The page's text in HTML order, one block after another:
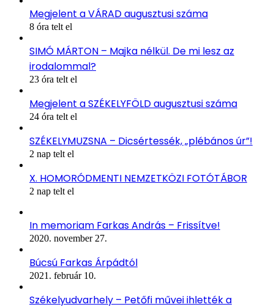
Megjelent a VÁRAD augusztusi száma
8 óra telt el
SIMÓ MÁRTON – Majka nélkül. De mi lesz az
irodalommal?
23 óra telt el
Megjelent a SZÉKELYFÖLD augusztusi száma
24 óra telt el
SZÉKELYMUZSNA – Dicsértessék, „plébános úr”!
2 nap telt el
X. HOMORÓDMENTI NEMZETKÖZI FOTÓTÁBOR
2 nap telt el
In memoriam Farkas András – Frissítve!
2020. november 27.
Búcsú Farkas Árpádtól
2021. február 10.
Székelyudvarhely – Petőfi művei ihlették a